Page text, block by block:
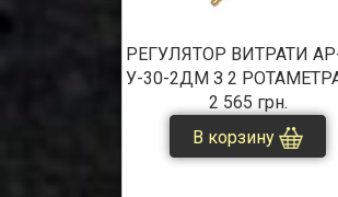
РЕГУЛЯТОР ВИТРАТИ
У-30-2ДМ З 2
2 565 грн.
В корзину